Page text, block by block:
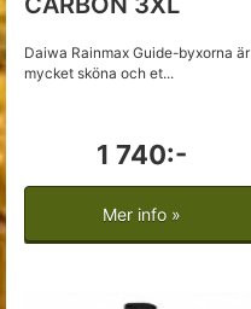
Daiwa Rainmax Guide-byxorna är
mycket sköna och et...
1 740:-
Mer info »